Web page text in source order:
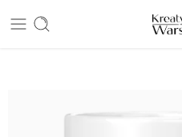
E: sklep@kreatywnywarsztat.pl |